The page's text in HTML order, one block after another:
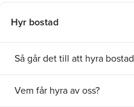
Hyr bostad
Så går det till att hyra bostad
Vem får hyra av oss?